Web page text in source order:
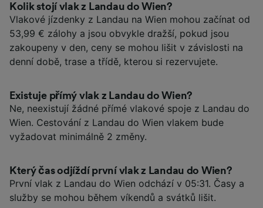
Kolik stojí vlak z Landau do Wien?
Vlakové jízdenky z Landau na Wien mohou začínat od
53,99 € zálohy a jsou obvykle dražší, pokud jsou
zakoupeny v den, ceny se mohou lišit v závislosti na
denní době, trase a třídě, kterou si rezervujete.
Existuje přímý vlak z Landau do Wien?
Ne, neexistují žádné přímé vlakové spoje z Landau do
Wien. Cestování z Landau do Wien vlakem bude
vyžadovat minimálně 2 změny.
Který čas odjíždí první vlak z Landau do Wien?
První vlak z Landau do Wien odchází v 05:31. Časy a
služby se mohou během víkendů a svátků lišit.